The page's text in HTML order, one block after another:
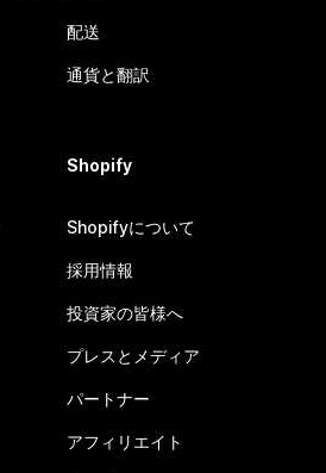
配送
通貨と翻訳
Shopify
Shopifyについて
採用情報
投資家の皆様へ
プレスとメディア
パートナー
アフィリエイト